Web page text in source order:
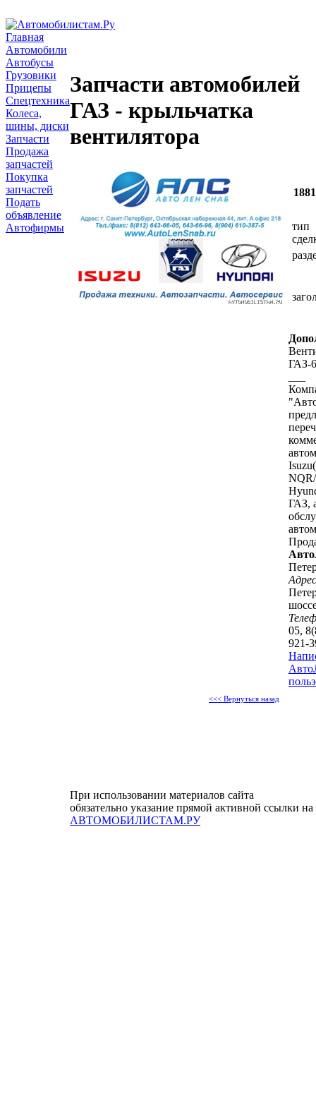
Главная
Автомобили
Автобусы
Грузовики
Прицепы
Спецтехника
Колеса,
шины, диски
Запчасти
Продажа
запчастей
Покупка
запчастей
Подать
объявление
Автофирмы
Запчасти автомобилей
ГАЗ - крыльчатка
вентилятора
тип
ГАЗ-
ГАЗ,
05,
921-
<<< Вернуться назад
При использовании материалов сайта
обязательно указание прямой активной ссылки на
АВТОМОБИЛИСТАМ.РУ